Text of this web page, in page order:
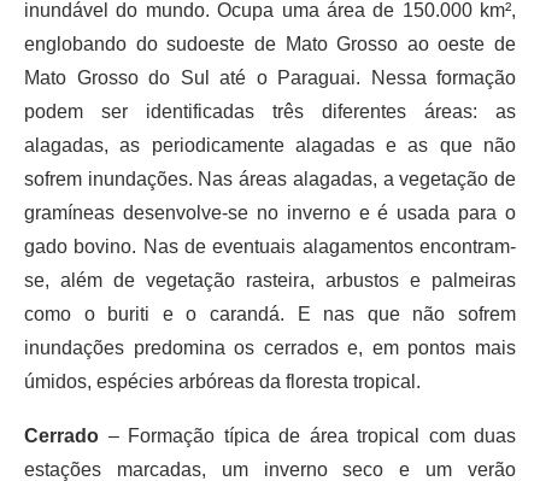
inundável do mundo. Ocupa uma área de 150.000 km²,
englobando do sudoeste de Mato Grosso ao oeste de
Mato Grosso do Sul até o Paraguai. Nessa formação
podem ser identificadas três diferentes áreas: as
alagadas, as periodicamente alagadas e as que não
sofrem inundações. Nas áreas alagadas, a vegetação de
gramíneas desenvolve-se no inverno e é usada para o
gado bovino. Nas de eventuais alagamentos encontram-
se, além de vegetação rasteira, arbustos e palmeiras
como o buriti e o carandá. E nas que não sofrem
inundações predomina os cerrados e, em pontos mais
úmidos, espécies arbóreas da floresta tropical.
Cerrado – Formação típica de área tropical com duas
estações marcadas, um inverno seco e um verão